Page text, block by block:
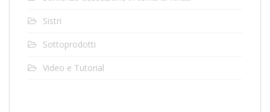
Sistri
Sottoprodotti
Video e Tutorial